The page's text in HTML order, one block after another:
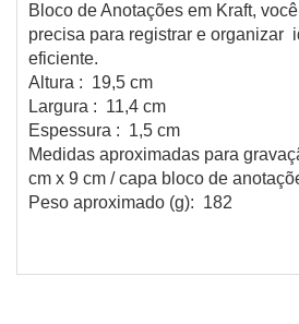
Bloco de Anotações em Kraft,
precisa para registrar e organizar
eficiente.
Altura : 19,5 cm
Largura : 11,4 cm
Espessura : 1,5 cm
Medidas aproximadas para
cm x 9 cm / capa bloco de
Peso aproximado (g): 182